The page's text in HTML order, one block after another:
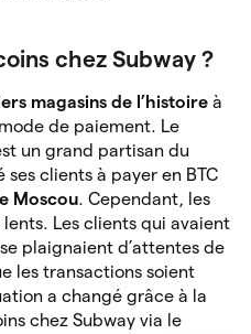
chez Subway ?
magasins de l’histoire à
de paiement. Le
un grand partisan du
clients à payer en BTC
Moscou. Cependant, les
Les clients qui avaient
plaignaient d’attentes de
les transactions soient
a changé grâce à la
chez Subway via le